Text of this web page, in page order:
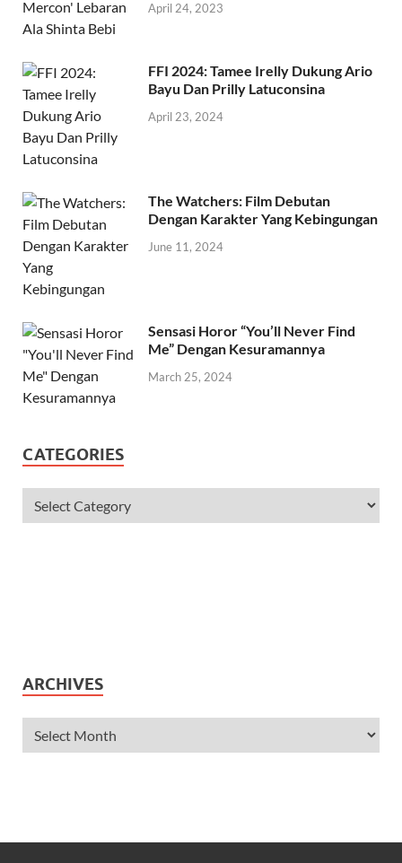
April 24, 2023
FFI 2024: Tamee Irelly Dukung Ario
Bayu Dan Prilly Latuconsina
April 23, 2024
The Watchers: Film Debutan
Dengan Karakter Yang Kebingungan
June 11, 2024
Sensasi Horor “You’ll Never Find
Me” Dengan Kesuramannya
March 25, 2024
CATEGORIES
ARCHIVES